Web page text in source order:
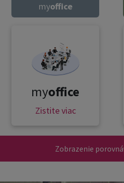
myoffice
myoffice
Zistite viac
Zobrazenie